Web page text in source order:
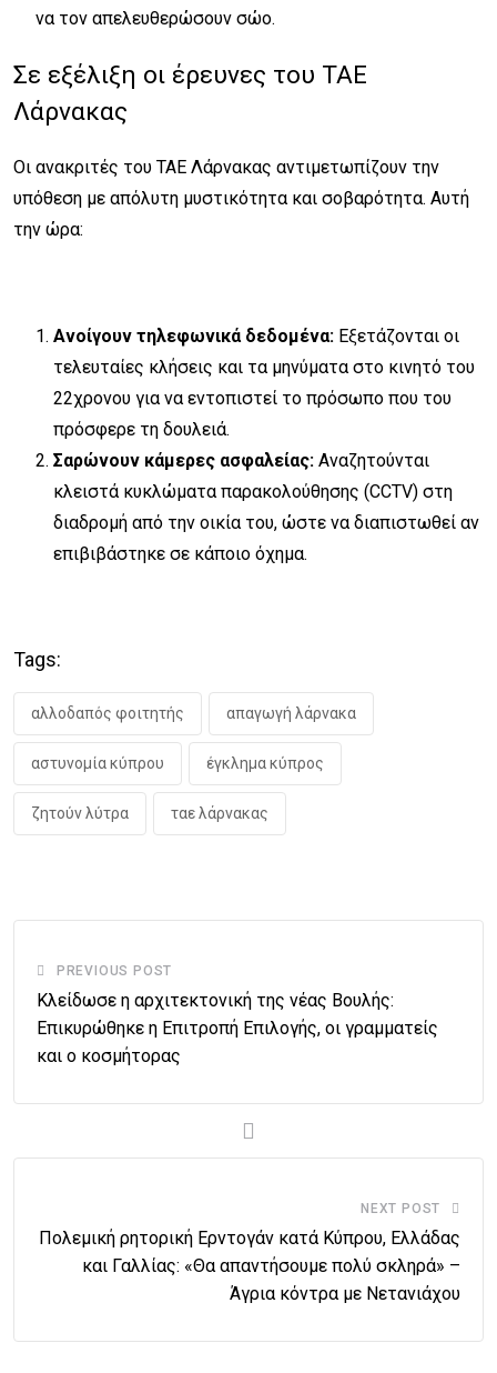
να τον απελευθερώσουν σώο.
Σε εξέλιξη οι έρευνες του ΤΑΕ
Λάρνακας
Οι ανακριτές του ΤΑΕ Λάρνακας αντιμετωπίζουν την
υπόθεση με απόλυτη μυστικότητα και σοβαρότητα. Αυτή
την ώρα:
Ανοίγουν τηλεφωνικά δεδομένα: Εξετάζονται οι
τελευταίες κλήσεις και τα μηνύματα στο κινητό του
22χρονου για να εντοπιστεί το πρόσωπο που του
πρόσφερε τη δουλειά.
Σαρώνουν κάμερες ασφαλείας: Αναζητούνται
κλειστά κυκλώματα παρακολούθησης (CCTV) στη
διαδρομή από την οικία του, ώστε να διαπιστωθεί αν
επιβιβάστηκε σε κάποιο όχημα.
Tags:
αλλοδαπός φοιτητής απαγωγή λάρνακα
αστυνομία κύπρου έγκλημα κύπρος
ζητούν λύτρα ταε λάρνακας
PREVIOUS POST
Κλείδωσε η αρχιτεκτονική της νέας Βουλής:
Επικυρώθηκε η Επιτροπή Επιλογής, οι γραμματείς
και ο κοσμήτορας
NEXT POST
Πολεμική ρητορική Ερντογάν κατά Κύπρου, Ελλάδας
και Γαλλίας: «Θα απαντήσουμε πολύ σκληρά» –
Άγρια κόντρα με Νετανιάχου